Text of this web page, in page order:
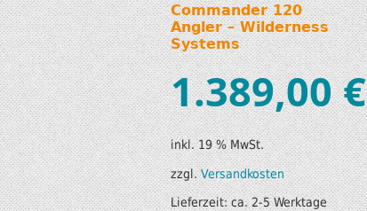
Commander 120
Angler – Wilderness
Systems
1.389,00€
inkl. 19 % MwSt.
zzgl.Versandkosten
Lieferzeit:ca. 2-5 Werktage